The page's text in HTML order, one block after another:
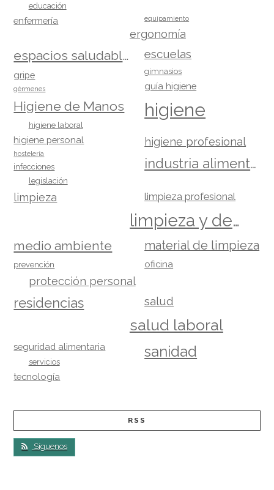
educación
enfermería equipamiento
ergonomía
escuelas
espacios saludables
gimnasios
gripe
guía higiene
gérmenes
higiene
Higiene de Manos
higiene laboral
higiene personal higiene profesional
hostelería
industria alimentaria
infecciones
legislación
limpieza limpieza profesional
limpieza y desinfección
material de limpieza
medio ambiente
oficina
prevención
protección personal
residencias salud
salud laboral
sanidad
seguridad alimentaria
servicios
tecnología
RSS
Síguenos